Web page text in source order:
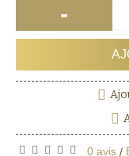
-
0 avis /